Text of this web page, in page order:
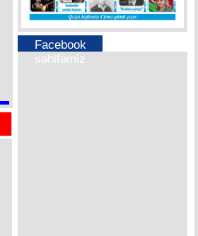
Facebook
səhifəmiz